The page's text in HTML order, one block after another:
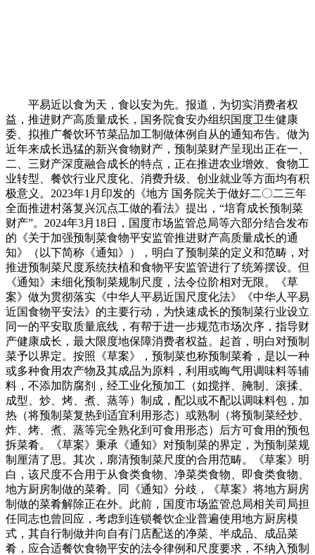
平易近以食为天，食以安为先。报道，为切实消费者权
益，推进财产高质量成长，国务院食安办组织国度卫生健康
委、拟推广餐饮环节菜品加工制做体例自从的通知布告。做为
近年来成长迅猛的新兴食物财产，预制菜财产呈现出正在一、
二、三财产深度融合成长的特点，正在推进农业增效、食物工
业转型、餐饮行业尺度化、消费升级、创业就业等方面均有积
极意义。2023年1月印发的《地方 国务院关于做好二〇二三年
全面推进村落复兴沉点工做的看法》提出，“培育成长预制菜
财产”。2024年3月18日，国度市场监管总局等六部分结合发布
的《关于加强预制菜食物平安监管推进财产高质量成长的通
知》（以下简称《通知》），明白了预制菜的定义和范畴，对
推进预制菜尺度系统扶植和食物平安监管进行了统筹摆设。但
《通知》未细化预制菜规制尺度，法令位阶相对无限。《草
案》做为贯彻落实《中华人平易近国尺度化法》《中华人平易
近国食物平安法》的主要行动，为快速成长的预制菜行业设立
同一的平安取质量底线，有帮于进一步规范市场次序，指导财
产健康成长，最大限度地保障消费者权益。起首，明白对预制
菜予以界定。按照《草案》，预制菜也称预制菜肴，是以一种
或多种食用农产物及其成品为原料，利用或晦气用调味料等辅
料，不添加防腐剂，经工业化预加工（如搅拌、腌制、滚揉、
成型、炒、烤、煮、蒸等）制成，配以或不配以调味料包，加
热（将预制菜复热到适宜利用形态）或熟制（将预制菜经炒、
炸、烤、煮、蒸等完全熟化到可食用形态）后方可食用的预包
拆菜肴。《草案》秉承《通知》对预制菜的界定，为预制菜规
制厘清了思。其次，廓清预制菜尺度的合用范畴。《草案》明
白，该尺度不合用于从食类食物、净菜类食物、即食类食物、
地方厨房制做的菜肴。同《通知》分歧，《草案》将地方厨房
制做的菜肴解除正在外。此前，国度市场监管总局相关司局担
任同志也曾回应，考虑到连锁餐饮企业普遍使用地方厨房模
式，其自行制做并向自有门店配送的净菜、半成品、成品菜
肴，应合适餐饮食物平安的法令律例和尺度要求，不纳入预制